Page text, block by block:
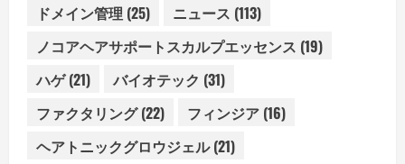
ドメイン管理 (25) ニュース (113)
ノコアヘアサポートスカルプエッセンス (19)
ハゲ(21) バイオテック (31)
ファクタリング(22) フィンジア (16)
ヘアトニックグロウジェル(21)